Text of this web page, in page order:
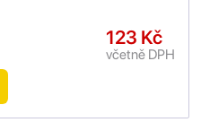
123 Kč
včetně DPH